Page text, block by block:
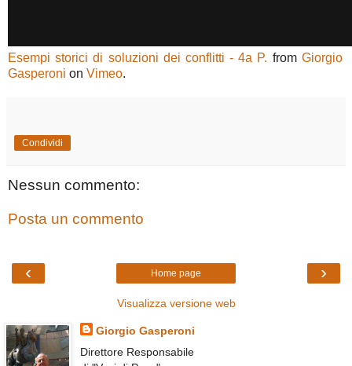
Esempi storici di soluzioni dei conflitti - 4a P. from Giorgio
Gasperoni on Vimeo.
Condividi
Nessun commento:
Posta un commento
‹ ›
Home page
Visualizza versione web
Giorgio Gasperoni
Direttore Responsabile